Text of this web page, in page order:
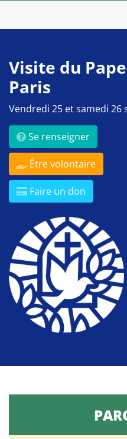
Visite du
Paris
Vendredi 25 et samedi 26
Se renseigner
Être volontaire
Faire un don